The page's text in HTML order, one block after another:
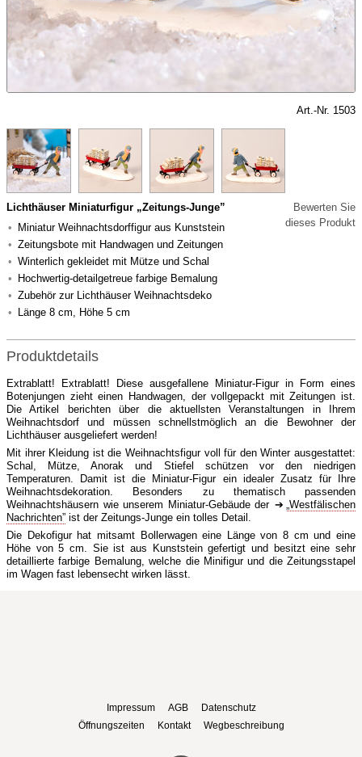
Art.-Nr. 1503
Lichthäuser Miniaturfigur „Zeitungs-Junge”
Miniatur Weihnachtsdorffigur aus Kunststein
Zeitungsbote mit Handwagen und Zeitungen
Winterlich gekleidet mit Mütze und Schal
Hochwertig-detailgetreue farbige Bemalung
Zubehör zur Lichthäuser Weihnachtsdeko
Länge 8 cm, Höhe 5 cm
Bewerten Sie
dieses Produkt
Produktdetails
Extrablatt! Extrablatt! Diese ausgefallene Miniatur-Figur in Form eines
Botenjungen zieht einen Handwagen, der vollgepackt mit Zeitungen ist.
Die Artikel berichten über die aktuellsten Veranstaltungen in Ihrem
Weihnachtsdorf und müssen schnellstmöglich an die Bewohner der
Lichthäuser ausgeliefert werden!
Mit ihrer Kleidung ist die Weihnachtsfigur voll für den Winter ausgestattet:
Schal, Mütze, Anorak und Stiefel schützen vor den niedrigen
Temperaturen. Damit ist die Miniatur-Figur ein idealer Zusatz für Ihre
Weihnachtsdekoration. Besonders zu thematisch passenden
Weihnachtshäusern wie unserem Miniatur-Gebäude der
„Westfälischen
Nachrichten” ist der Zeitungs-Junge ein tolles Detail.
Die Dekofigur hat mitsamt Bollerwagen eine Länge von 8 cm und eine
Höhe von 5 cm. Sie ist aus Kunststein gefertigt und besitzt eine sehr
detaillierte farbige Bemalung, welche die Minifigur und die Zeitungsstapel
im Wagen fast lebensecht wirken lässt.
Impressum AGB
Datenschutz
Öffnungszeiten
Kontakt Wegbeschreibung